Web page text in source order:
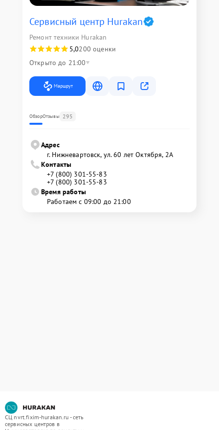
Сервисный центр Hurakan
Ремонт техники Hurakan
5,0200 оценки
Открыто до 21:00
Маршрут
ОбзорОтзывы 295
Адрес
г. Нижневартовск, ул. 60 лет Октября, 2А
Контакты
+7 (800) 301-55-83
+7 (800) 301-55-83
Время работы
Работаем с 09:00 до 21:00
СЦ nvrt.fixim-hurakan.ru - сеть
сервисных центров в